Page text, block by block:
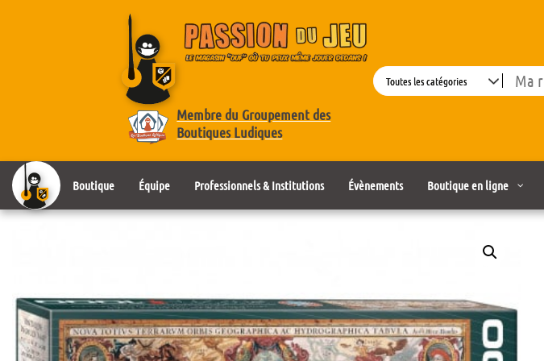
Membre du Groupement des
Boutiques Ludiques
Search
Boutique Équipe Professionnels & Institutions Évènements Boutique en ligne